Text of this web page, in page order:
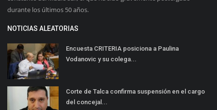
durante los últimos 50 años.
NOTICIAS ALEATORIAS
Encuesta CRITERIA posiciona a Paulina
Vodanovic y su colega...
Corte de Talca confirma suspensión en el cargo
del concejal...